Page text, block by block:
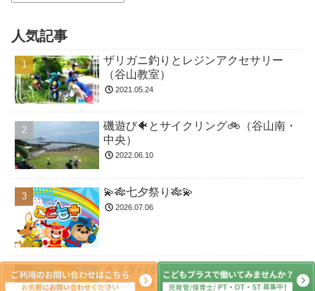
人気記事
ザリガニ釣りとレジンアクセサリー
（谷山教室）
2021.05.24
磯遊び🐠とサイクリング🚲（谷山南・
中央）
2022.06.10
💫🎋七夕祭り🎋💫
2026.07.06
🥤スタバ🥤
2026.07.23